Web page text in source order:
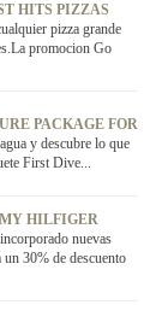
HITS PIZZAS
pizza grande
promocion Go
PACKAGE FOR
y descubre lo que
First Dive...
HILFIGER
nuevas
un 30% de descuento